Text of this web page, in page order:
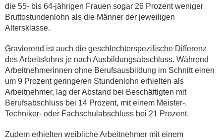
die 55- bis 64-jährigen Frauen sogar 26 Prozent weniger
Bruttostundenlohn als die Männer der jeweiligen
Altersklasse.
Gravierend ist auch die geschlechterspezifische Differenz
des Arbeitslohns je nach Ausbildungsabschluss. Während
Arbeitnehmerinnen ohne Berufsausbildung im Schnitt einen
um 9 Prozent geringeren Stundenlohn erhielten als
Arbeitnehmer, lag der Abstand bei Beschäftigten mit
Berufsabschluss bei 14 Prozent, mit einem Meister-,
Techniker- oder Fachschulabschluss bei 21 Prozent.
Zudem erhielten weibliche Arbeitnehmer mit einem